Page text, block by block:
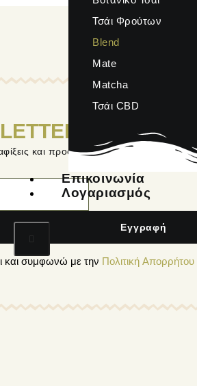
Τσάι Φρούτων
Blend
Mate
Matcha
Τσάι CBD
Επικοινωνία
Λογαριασμός
και προσφορές στο email σου!
Εγγραφή
και συμφωνώ με την Πολιτική Απορρήτου